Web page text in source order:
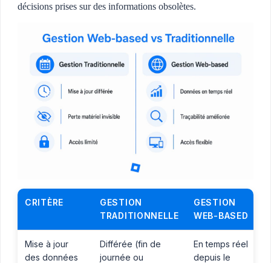
décisions prises sur des informations obsolètes.
CRITÈRE
GESTION
TRADITIONNELLE
GESTION
WEB-BASED
Mise à jour
des données
Différée (fin de
journée ou
En temps réel
depuis le